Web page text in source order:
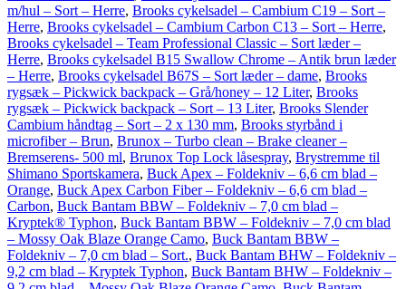
m/hul – Sort – Herre, Brooks cykelsadel – Cambium C19 – Sort –
Herre, Brooks cykelsadel – Cambium Carbon C13 – Sort – Herre,
Brooks cykelsadel – Team Professional Classic – Sort læder –
Herre, Brooks cykelsadel B15 Swallow Chrome – Antik brun læder
– Herre, Brooks cykelsadel B67S – Sort læder – dame, Brooks
rygsæk – Pickwick backpack – Grå/honey – 12 Liter, Brooks
rygsæk – Pickwick backpack – Sort – 13 Liter, Brooks Slender
Cambium håndtag – Sort – 2 x 130 mm, Brooks styrbånd i
microfiber – Brun, Brunox – Turbo clean – Brake cleaner –
Bremserens- 500 ml, Brunox Top Lock låsespray, Brystremme til
Shimano Sportskamera, Buck Apex – Foldekniv – 6,6 cm blad –
Orange, Buck Apex Carbon Fiber – Foldekniv – 6,6 cm blad –
Carbon, Buck Bantam BBW – Foldekniv – 7,0 cm blad –
Kryptek® Typhon, Buck Bantam BBW – Foldekniv – 7,0 cm blad
– Mossy Oak Blaze Orange Camo, Buck Bantam BBW –
Foldekniv – 7,0 cm blad – Sort., Buck Bantam BHW – Foldekniv –
9,2 cm blad – Kryptek Typhon, Buck Bantam BHW – Foldekniv –